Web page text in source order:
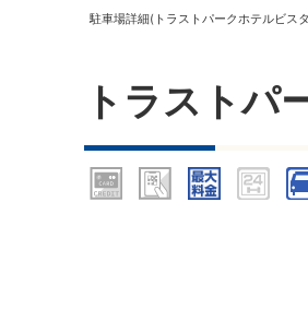
駐車場詳細(トラストパークホテルビス
トラストパ